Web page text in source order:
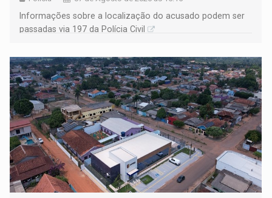
Informações sobre a localização do acusado podem ser
passadas via 197 da Polícia Civil